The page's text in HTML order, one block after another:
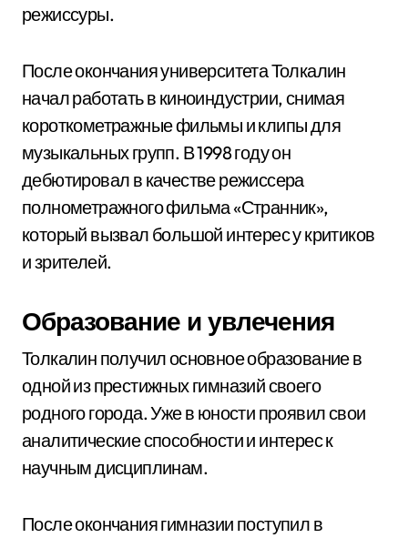
режиссуры.
После окончания университета Толкалин
начал работать в киноиндустрии, снимая
короткометражные фильмы и клипы для
музыкальных групп. В 1998 году он
дебютировал в качестве режиссера
полнометражного фильма «Странник»,
который вызвал большой интерес у критиков
и зрителей.
Образование и увлечения
Толкалин получил основное образование в
одной из престижных гимназий своего
родного города. Уже в юности проявил свои
аналитические способности и интерес к
научным дисциплинам.
После окончания гимназии поступил в